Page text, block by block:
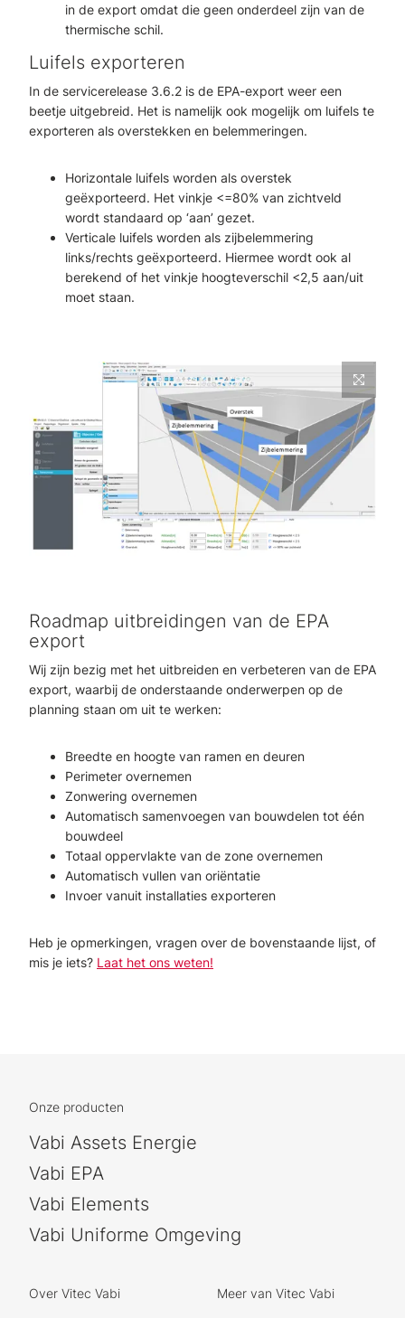
in de export omdat die geen onderdeel zijn van de
thermische schil.
Luifels exporteren
In de servicerelease 3.6.2 is de EPA-export weer een
beetje uitgebreid. Het is namelijk ook mogelijk om luifels te
exporteren als overstekken en belemmeringen.
Horizontale luifels worden als overstek
geëxporteerd. Het vinkje <=80% van zichtveld
wordt standaard op ‘aan’ gezet.
Verticale luifels worden als zijbelemmering
links/rechts geëxporteerd. Hiermee wordt ook al
berekend of het vinkje hoogteverschil <2,5 aan/uit
moet staan.
Roadmap uitbreidingen van de EPA
export
Wij zijn bezig met het uitbreiden en verbeteren van de EPA
export, waarbij de onderstaande onderwerpen op de
planning staan om uit te werken:
Breedte en hoogte van ramen en deuren
Perimeter overnemen
Zonwering overnemen
Automatisch samenvoegen van bouwdelen tot één
bouwdeel
Totaal oppervlakte van de zone overnemen
Automatisch vullen van oriëntatie
Invoer vanuit installaties exporteren
Heb je opmerkingen, vragen over de bovenstaande lijst, of
mis je iets? Laat het ons weten!
Onze producten
Vabi Assets Energie
Vabi EPA
Vabi Elements
Vabi Uniforme Omgeving
Over Vitec Vabi
Meer van Vitec Vabi